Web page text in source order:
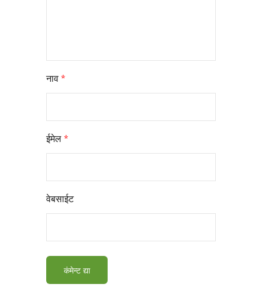
नाव *
ईमेल *
वेबसाईट